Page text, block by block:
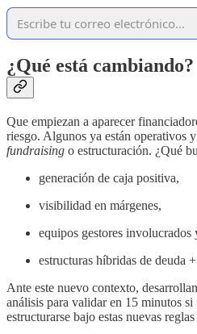
¿Qué está cambiando?
Que empiezan a aparecer
riesgo. Algunos ya están operativos
fundraising o estructuración. ¿Qué
generación de caja positiva,
visibilidad en márgenes,
equipos gestores involucrados
estructuras híbridas de deuda
Ante este nuevo contexto,
análisis para validar en 15 minutos si
estructurarse bajo estas nuevas